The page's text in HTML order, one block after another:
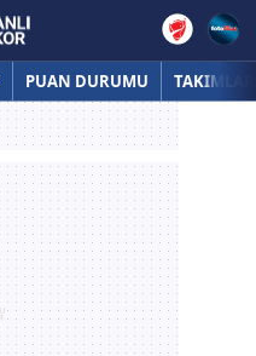
PUAN DURUMU TAKIMLAR